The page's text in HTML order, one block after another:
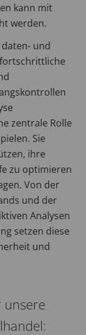
kann mit
werden.
und
zentrale Rolle
Sie
ihre
zu optimieren
Von der
und der
Analysen
setzen diese
und
unsere